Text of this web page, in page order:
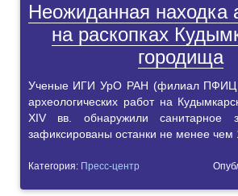
Неожиданная находка
на раскопках
городища
Ученые ИГИ УрО РАН (филиал ПФИЦ
археологических работ на
XIV вв. обнаружили санитарное
зафиксированы останки не менее чем
Категория: Пресс-центр